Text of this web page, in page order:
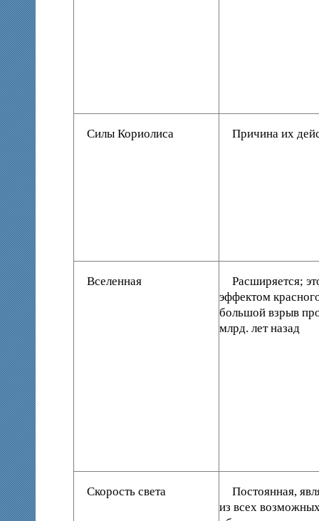
Силы Кориолиса Причина их
Вселенная
Расширяется;
эффектом
большой взрыв
млрд. лет назад
Скорость света
Постоянная,
из всех